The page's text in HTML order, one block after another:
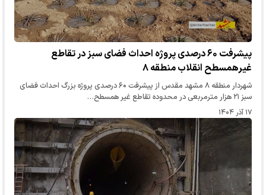
پیشرفت ۶۰ درصدی پروژه احداث فضای سبز در تقاطع
غیرهمسطح انقلاب منطقه ۸
شهردار منطقه ۸ مشهد مقدس از پیشرفت ۶۰ درصدی پروژه بزرگ احداث فضای
سبز ۲۱ هزار مترمربعی در محدوده تقاطع غیر همسطح…
۱۷ آذر ۱۴۰۴